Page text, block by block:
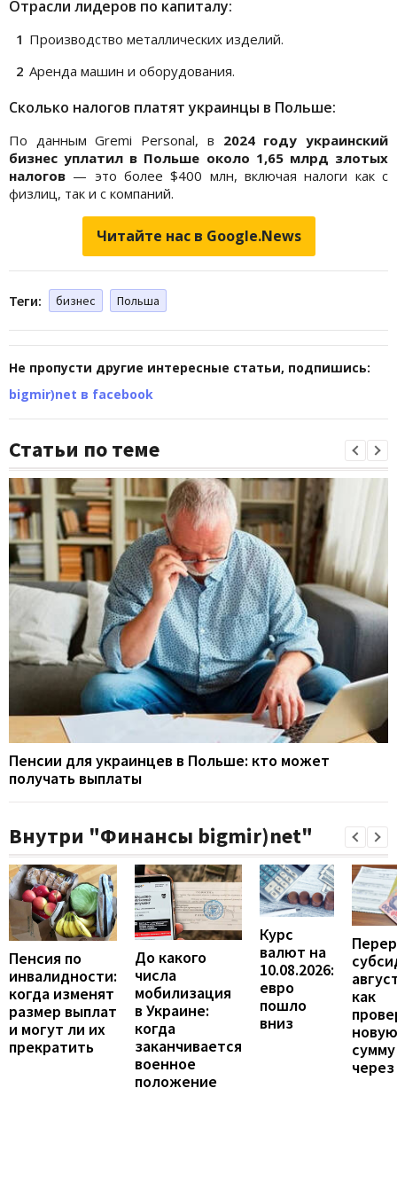
Отрасли лидеров по капиталу:
Производство металлических изделий.
Аренда машин и оборудования.
Сколько налогов платят украинцы в Польше:
По данным Gremi Personal, в 2024 году украинский
бизнес уплатил в Польше около 1,65 млрд злотых
налогов — это более $400 млн, включая налоги как с
физлиц, так и с компаний.
Читайте нас в Google.News
Теги: бизнес Польша
Не пропусти другие интересные статьи, подпишись:
bigmir)net в facebook
Статьи по теме
Пенсии для украинцев в Польше: кто может
получать выплаты
Внутри "Финансы bigmir)net"
Пенсия по
инвалидности:
когда изменят
размер выплат
и могут ли их
прекратить
До какого
числа
мобилизация
в Украине:
когда
заканчивается
военное
положение
Курс
валют на
10.08.2026:
евро
пошло
вниз
как
новую
сумму